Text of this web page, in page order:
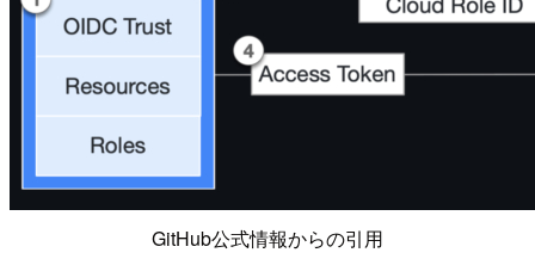
GitHub公式情報からの引用